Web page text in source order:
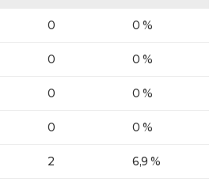
0 0 %
0 0 %
0 0 %
0 0 %
2 6,9 %